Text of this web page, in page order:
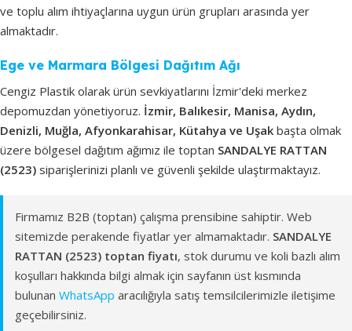
ve toplu alım ihtiyaçlarına uygun ürün grupları arasında yer
almaktadır.
Ege ve Marmara Bölgesi Dağıtım Ağı
Cengiz Plastik olarak ürün sevkiyatlarını İzmir'deki merkez
depomuzdan yönetiyoruz. İzmir, Balıkesir, Manisa, Aydın,
Denizli, Muğla, Afyonkarahisar, Kütahya ve Uşak başta olmak
üzere bölgesel dağıtım ağımız ile toptan SANDALYE RATTAN
(2523) siparişlerinizi planlı ve güvenli şekilde ulaştırmaktayız.
Firmamız B2B (toptan) çalışma prensibine sahiptir. Web
sitemizde perakende fiyatlar yer almamaktadır. SANDALYE
RATTAN (2523) toptan fiyatı, stok durumu ve koli bazlı alım
koşulları hakkında bilgi almak için sayfanın üst kısmında
bulunan WhatsApp aracılığıyla satış temsilcilerimizle iletişime
geçebilirsiniz.